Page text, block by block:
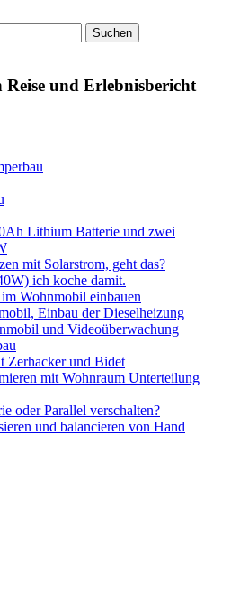
und Erlebnisbericht
Lithium Batterie und zwei
mit Solarstrom, geht das?
ich koche damit.
Wohnmobil einbauen
Einbau der Dieselheizung
und Videoüberwachung
Zerhacker und Bidet
mit Wohnraum Unterteilung
oder Parallel verschalten?
und balancieren von Hand